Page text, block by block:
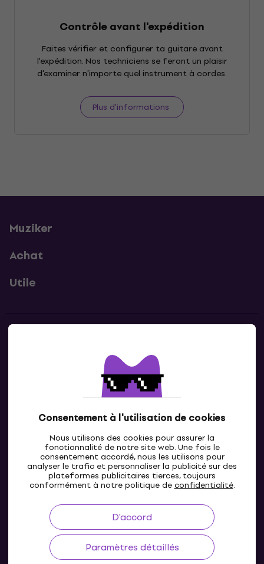
Consentement à l'utilisation de cookies
Nous utilisons des cookies pour assurer la
fonctionnalité de notre site web. Une fois le
consentement accordé, nous les utilisons pour
analyser le trafic et personnaliser la publicité sur des
plateformes publicitaires tierces, toujours
conformément à notre politique deconfidentialité.
D'accord
Paramètres détaillés
Contrôle avant l'expédition
Faites vérifier et configurer ta guitare avant
l'expédition. Nos techniciens se feront un plaisir
d'examiner n'importe quel instrument à cordes.
Plus d'informations
Muziker
Achat
Utile
Contacte nous
LU